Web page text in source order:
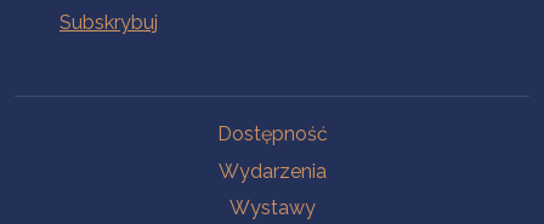
Dostępność
Wydarzenia
Wystawy